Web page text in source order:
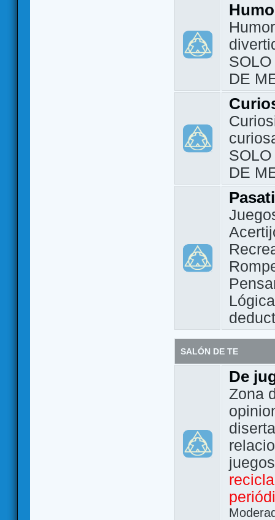
DE
DE
Lógica
SALÓN DE TE
De
Zona